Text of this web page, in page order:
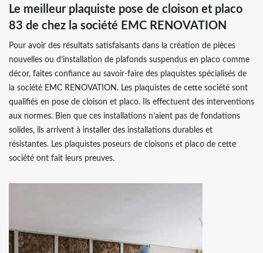
Le meilleur plaquiste pose de cloison et placo
83 de chez la société EMC RENOVATION
Pour avoir des résultats satisfaisants dans la création de pièces
nouvelles ou d’installation de plafonds suspendus en placo comme
décor, faites confiance au savoir-faire des plaquistes spécialisés de
la société EMC RENOVATION. Les plaquistes de cette société sont
qualifiés en pose de cloison et placo. Ils effectuent des interventions
aux normes. Bien que ces installations n’aient pas de fondations
solides, ils arrivent à installer des installations durables et
résistantes. Les plaquistes poseurs de cloisons et placo de cette
société ont fait leurs preuves.